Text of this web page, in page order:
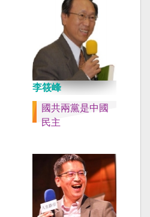
李筱峰
國共兩黨是中國
民主